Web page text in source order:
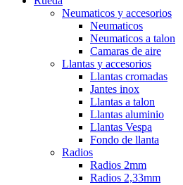
Neumaticos y accesorios
Neumaticos
Neumaticos a talon
Camaras de aire
Llantas y accesorios
Llantas cromadas
Jantes inox
Llantas a talon
Llantas aluminio
Llantas Vespa
Fondo de llanta
Radios
Radios 2mm
Radios 2,33mm